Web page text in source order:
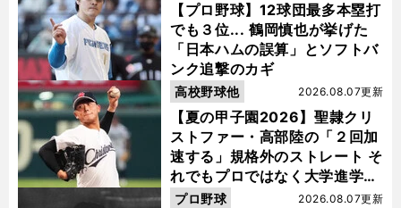
【プロ野球】12球団最多本塁打
でも３位... 鶴岡慎也が挙げた
「日本ハムの誤算」とソフトバ
ンク追撃のカギ
【夏の甲子園2026】聖隷クリ
ストファー・高部陸の「２回加
速する」規格外のストレート そ
れでもプロではなく大学進学を
選ぶ理由
2026.08.07更新
高校野球他
2026.08.07更新
プロ野球